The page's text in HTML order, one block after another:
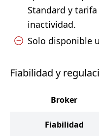
Standard y
inactividad.
Solo disponible
Fiabilidad y
Broker
Fiabilidad